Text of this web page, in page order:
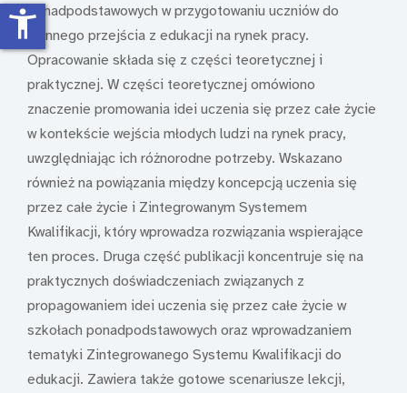
ponadpodstawowych w przygotowaniu uczniów do
płynnego przejścia z edukacji na rynek pracy.
Opracowanie składa się z części teoretycznej i
praktycznej. W części teoretycznej omówiono
znaczenie promowania idei uczenia się przez całe życie
w kontekście wejścia młodych ludzi na rynek pracy,
uwzględniając ich różnorodne potrzeby. Wskazano
również na powiązania między koncepcją uczenia się
przez całe życie i Zintegrowanym Systemem
Kwalifikacji, który wprowadza rozwiązania wspierające
ten proces. Druga część publikacji koncentruje się na
praktycznych doświadczeniach związanych z
propagowaniem idei uczenia się przez całe życie w
szkołach ponadpodstawowych oraz wprowadzaniem
tematyki Zintegrowanego Systemu Kwalifikacji do
edukacji. Zawiera także gotowe scenariusze lekcji,
accessibility_new